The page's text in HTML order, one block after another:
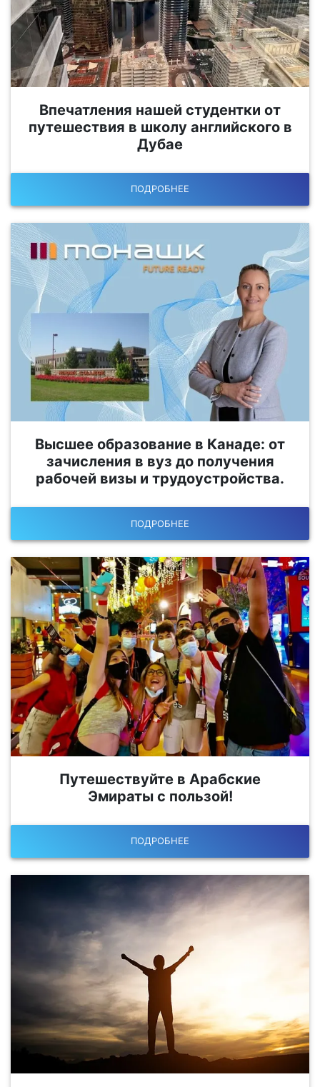
Впечатления нашей студентки от
путешествия в школу английского в
Дубае
ПОДРОБНЕЕ
Высшее образование в Канаде: от
зачисления в вуз до получения
рабочей визы и трудоустройства.
ПОДРОБНЕЕ
Путешествуйте в Арабские
Эмираты с пользой!
ПОДРОБНЕЕ